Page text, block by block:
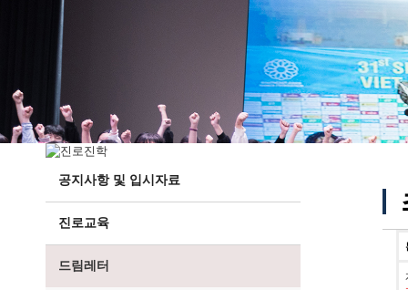
교직원현황
학생현황
위치/전화
전경사진
공지사항 및 입시자료
진로교육
드림레터